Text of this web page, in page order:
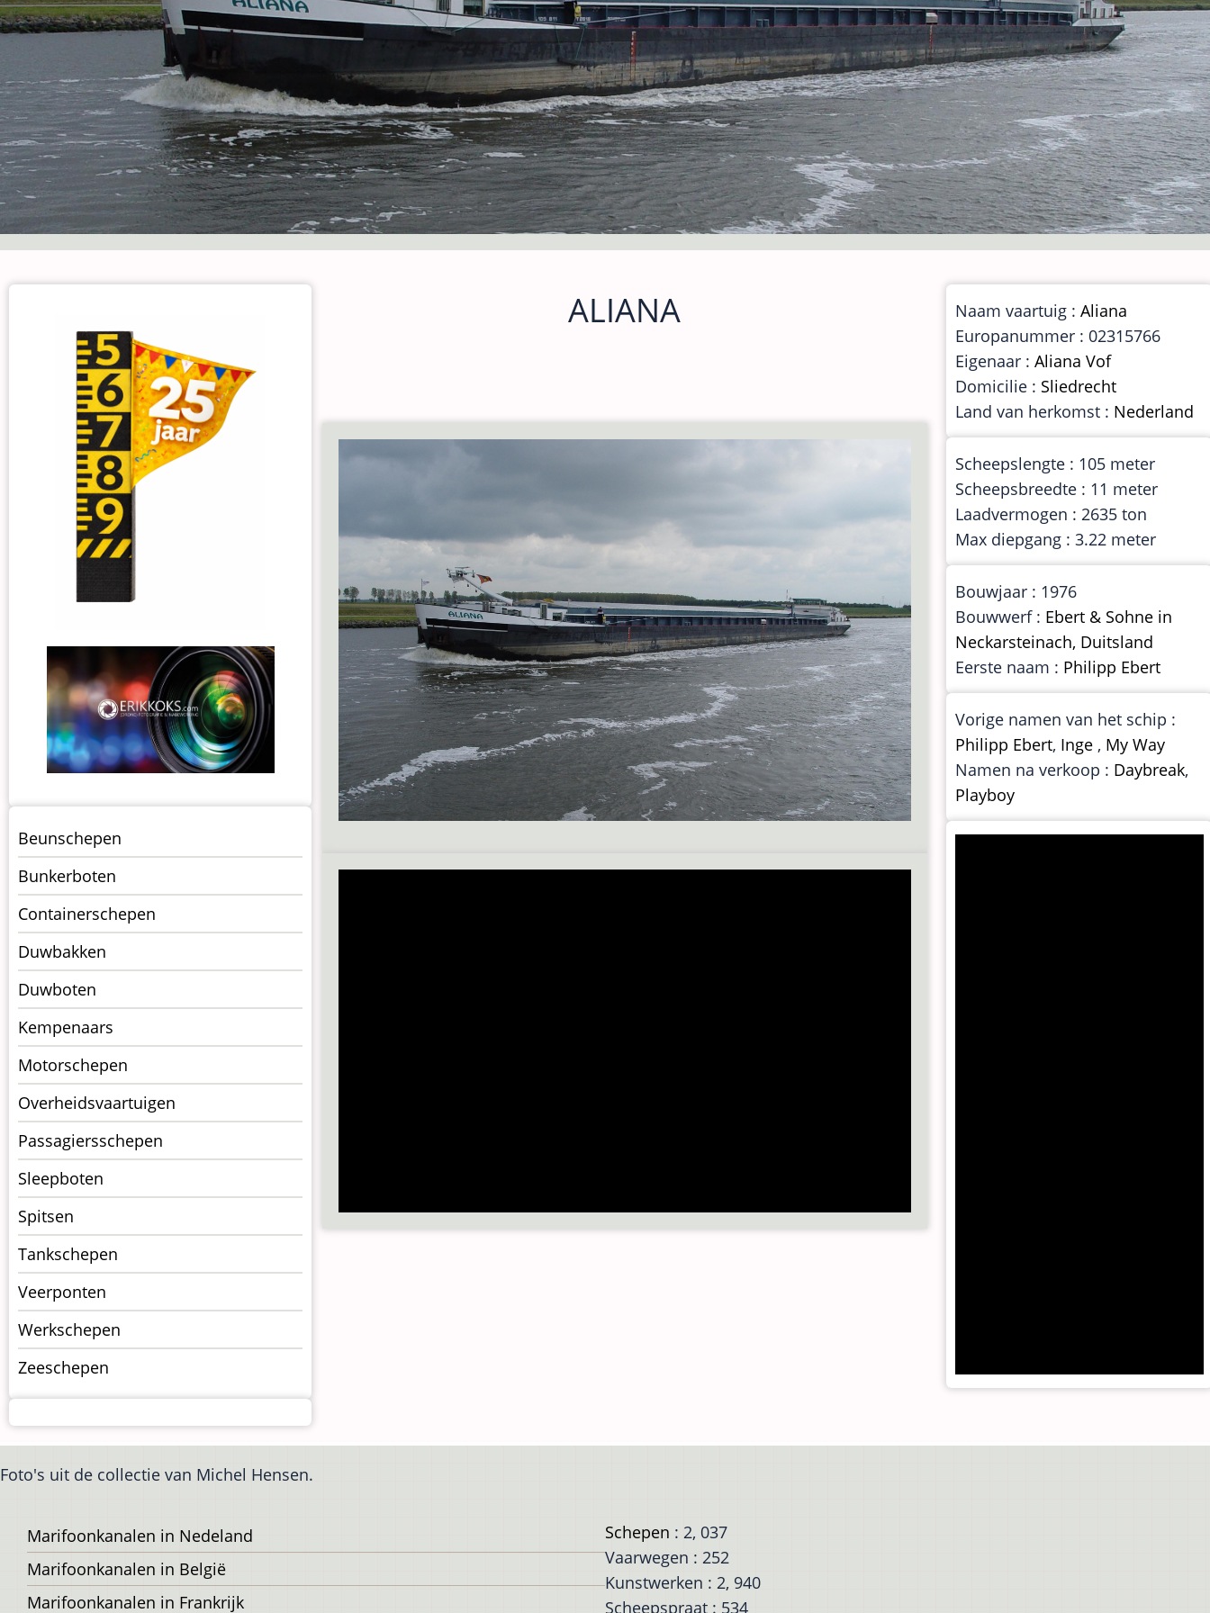
ALIANA
Menu
Schepen
Beunschepen
Bunkerboten
Containerschepen
Duwbakken
Duwboten
Kempenaars
Motorschepen
Overheidsvaartuigen
Passagiersschepen
Sleepboten
Spitsen
Tankschepen
Veerponten
Werkschepen
Zeeschepen
Naam vaartuig :Aliana
Europanummer : 02315766
Eigenaar :Aliana Vof
Domicilie : Sliedrecht
Land van herkomst : Nederland
Scheepslengte : 105 meter
Scheepsbreedte : 11 meter
Laadvermogen : 2635 ton
Max diepgang : 3.22 meter
Bouwjaar : 1976
Bouwwerf : Ebert & Sohne in
Neckarsteinach, Duitsland
Eerste naam : Philipp Ebert
Vorige namen van het schip :
Philipp Ebert, Inge , My Way
Namen na verkoop : Daybreak,
Playboy
Foto's uit de collectie van Michel Hensen.
Voet
Marifoonkanalen in Nedeland
Marifoonkanalen in België
Marifoonkanalen in Frankrijk
Schepen : 2, 037
Vaarwegen : 252
Kunstwerken : 2, 940
Scheepspraat : 534